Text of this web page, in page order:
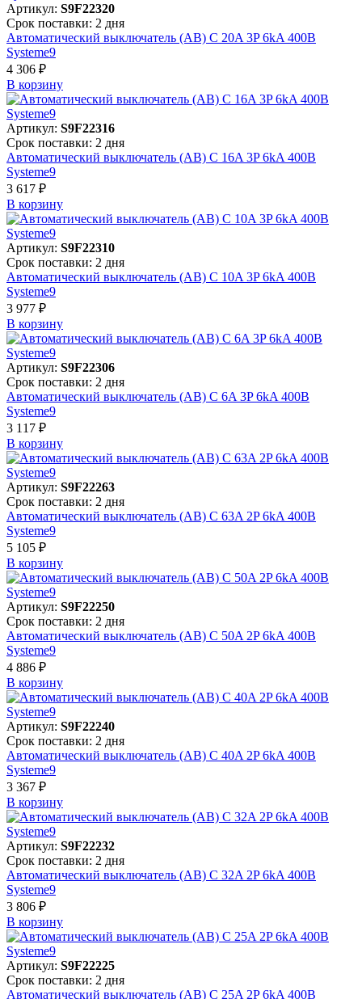
Артикул: S9F22320
Срок поставки: 2 дня
Автоматический выключатель (АВ) C 20A 3P 6kA 400В
Systeme9
4 306 ₽
В корзинy
Артикул: S9F22316
Срок поставки: 2 дня
Автоматический выключатель (АВ) C 16A 3P 6kA 400В
Systeme9
3 617 ₽
В корзинy
Артикул: S9F22310
Срок поставки: 2 дня
Автоматический выключатель (АВ) C 10A 3P 6kA 400В
Systeme9
3 977 ₽
В корзинy
Артикул: S9F22306
Срок поставки: 2 дня
Автоматический выключатель (АВ) C 6A 3P 6kA 400В
Systeme9
3 117 ₽
В корзинy
Артикул: S9F22263
Срок поставки: 2 дня
Автоматический выключатель (АВ) C 63A 2P 6kA 400В
Systeme9
5 105 ₽
В корзинy
Артикул: S9F22250
Срок поставки: 2 дня
Автоматический выключатель (АВ) C 50A 2P 6kA 400В
Systeme9
4 886 ₽
В корзинy
Артикул: S9F22240
Срок поставки: 2 дня
Автоматический выключатель (АВ) C 40A 2P 6kA 400В
Systeme9
3 367 ₽
В корзинy
Артикул: S9F22232
Срок поставки: 2 дня
Автоматический выключатель (АВ) C 32A 2P 6kA 400В
Systeme9
3 806 ₽
В корзинy
Артикул: S9F22225
Срок поставки: 2 дня
Автоматический выключатель (АВ) C 25A 2P 6kA 400В